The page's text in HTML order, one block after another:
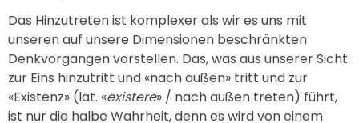
Das Hinzutreten ist komplexer als wir es uns mit
unseren auf unsere Dimensionen beschränkten
Denkvorgängen vorstellen. Das, was aus unserer Sicht
zur Eins hinzutritt und «nach außen» tritt und zur
«Existenz» (lat. «existere» / nach außen treten) führt,
ist nur die halbe Wahrheit, denn es wird von einem